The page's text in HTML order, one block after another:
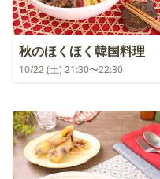
秋のほくほく韓国料理
10/22 (土) 21:30〜22:30